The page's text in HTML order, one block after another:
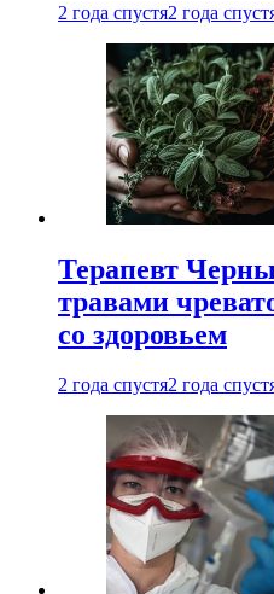
2 года спустя2 года
Терапевт
травами
со здоровьем
2 года спустя2 года